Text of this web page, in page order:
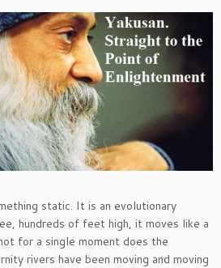
static. It is an evolutionary
hundreds of feet high, it moves like a
for a single moment does the
rivers have been moving and moving